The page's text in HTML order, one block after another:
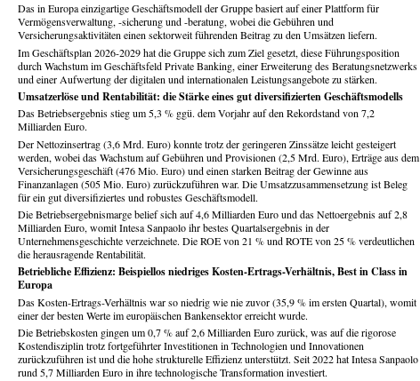
Das in Europa einzigartige Geschäftsmodell der Gruppe basiert auf einer Plattform für
Vermögensverwaltung, -sicherung und -beratung, wobei die Gebühren und
Versicherungsaktivitäten einen sektorweit führenden Beitrag zu den Umsätzen liefern.
Im Geschäftsplan 2026-2029 hat die Gruppe sich zum Ziel gesetzt, diese Führungsposition
durch Wachstum im Geschäftsfeld Private Banking, einer Erweiterung des Beratungsnetzwerks
und einer Aufwertung der digitalen und internationalen Leistungsangebote zu stärken.
Umsatzerlöse und Rentabilität: die Stärke eines gut diversifizierten Geschäftsmodells
Das Betriebsergebnis stieg um 5,3 % ggü. dem Vorjahr auf den Rekordstand von 7,2
Milliarden Euro.
Der Nettozinsertrag (3,6 Mrd. Euro) konnte trotz der geringeren Zinssätze leicht gesteigert
werden, wobei das Wachstum auf Gebühren und Provisionen (2,5 Mrd. Euro), Erträge aus dem
Versicherungsgeschäft (476 Mio. Euro) und einen starken Beitrag der Gewinne aus
Finanzanlagen (505 Mio. Euro) zurückzuführen war. Die Umsatzzusammensetzung ist Beleg
für ein gut diversifiziertes und robustes Geschäftsmodell.
Die Betriebsergebnismarge belief sich auf 4,6 Milliarden Euro und das Nettoergebnis auf 2,8
Milliarden Euro, womit Intesa Sanpaolo ihr bestes Quartalsergebnis in der
Unternehmensgeschichte verzeichnete. Die ROE von 21 % und ROTE von 25 % verdeutlichen
die herausragende Rentabilität.
Betriebliche Effizienz: Beispiellos niedriges Kosten-Ertrags-Verhältnis, Best in Class in
Europa
Das Kosten-Ertrags-Verhältnis war so niedrig wie nie zuvor (35,9 % im ersten Quartal), womit
einer der besten Werte im europäischen Bankensektor erreicht wurde.
Die Betriebskosten gingen um 0,7 % auf 2,6 Milliarden Euro zurück, was auf die rigorose
Kostendisziplin trotz fortgeführter Investitionen in Technologien und Innovationen
zurückzuführen ist und die hohe strukturelle Effizienz unterstützt. Seit 2022 hat Intesa Sanpaolo
rund 5,7 Milliarden Euro in ihre technologische Transformation investiert.